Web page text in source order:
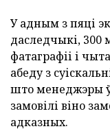
У адным з пяці
даследчыкі, 300
фатаграфіі і
абеду з
што менеджэры
замовілі віно
адказных.